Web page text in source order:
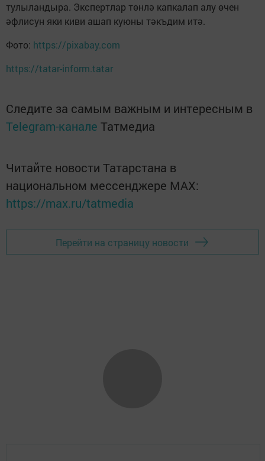
тулыландыра. Экспертлар төнлә капкалап алу өчен
әфлисун яки киви ашап куюны тәкъдим итә.
Фото: https://pixabay.com
https://tatar-inform.tatar
Следите за самым важным и интересным в
Telegram-канале Татмедиа
Читайте новости Татарстана в
национальном мессенджере MАХ:
https://max.ru/tatmedia
Перейти на страницу новости